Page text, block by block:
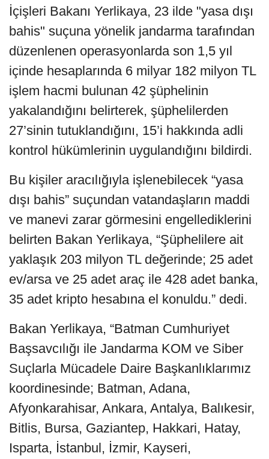
İçişleri Bakanı Yerlikaya, 23 ilde "yasa dışı
bahis" suçuna yönelik jandarma tarafından
düzenlenen operasyonlarda son 1,5 yıl
içinde hesaplarında 6 milyar 182 milyon TL
işlem hacmi bulunan 42 şüphelinin
yakalandığını belirterek, şüphelilerden
27’sinin tutuklandığını, 15’i hakkında adli
kontrol hükümlerinin uygulandığını bildirdi.
Bu kişiler aracılığıyla işlenebilecek “yasa
dışı bahis” suçundan vatandaşların maddi
ve manevi zarar görmesini engellediklerini
belirten Bakan Yerlikaya, “Şüphelilere ait
yaklaşık 203 milyon TL değerinde; 25 adet
ev/arsa ve 25 adet araç ile 428 adet banka,
35 adet kripto hesabına el konuldu.” dedi.
Bakan Yerlikaya, “Batman Cumhuriyet
Başsavcılığı ile Jandarma KOM ve Siber
Suçlarla Mücadele Daire Başkanlıklarımız
koordinesinde; Batman, Adana,
Afyonkarahisar, Ankara, Antalya, Balıkesir,
Bitlis, Bursa, Gaziantep, Hakkari, Hatay,
Isparta, İstanbul, İzmir, Kayseri,